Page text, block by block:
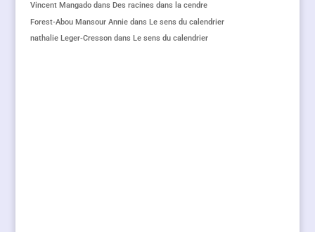
Vincent Mangadodans Des racines dans la cendre
Forest-Abou Mansour Anniedans Le sens du calendrier
nathalie Leger-Cressondans Le sens du calendrier